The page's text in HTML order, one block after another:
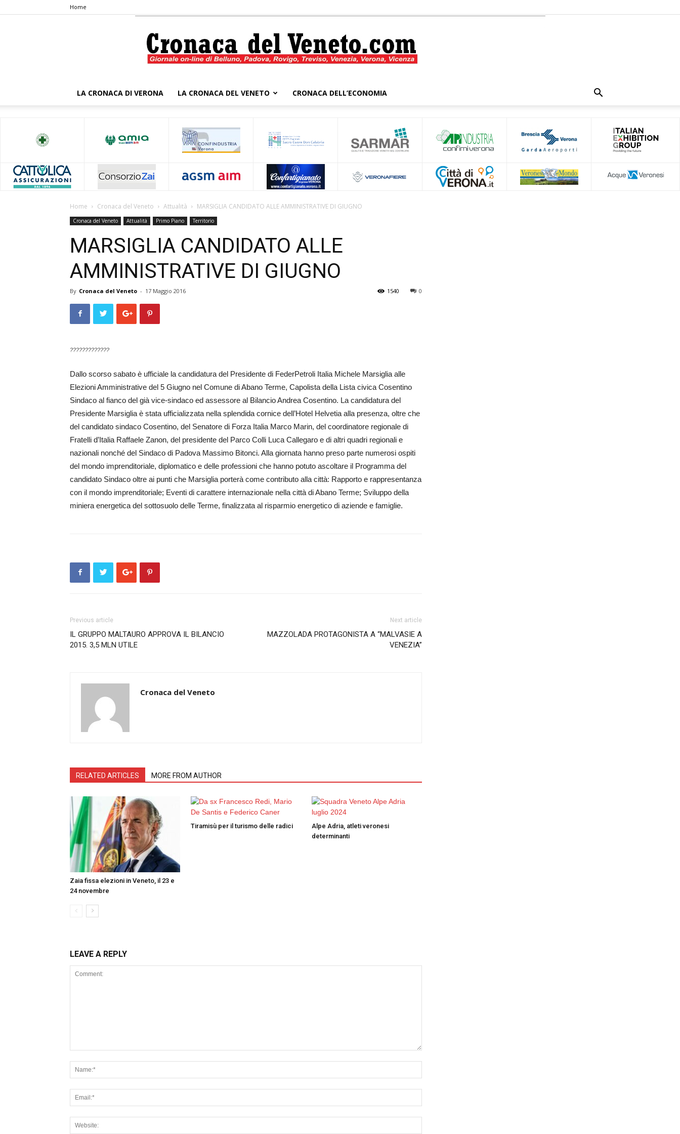
Home
Veneto
LA CRONACA DI VERONA LA CRONACA DEL VENETO CRONACA DELL’ECONOMIA
Home Cronaca del Veneto Attualità MARSIGLIA CANDIDATO ALLE AMMINISTRATIVE DI GIUGNO
Cronaca del Veneto Attualità Primo Piano Territorio
MARSIGLIA CANDIDATO ALLE
AMMINISTRATIVE DI GIUGNO
By Cronaca del Veneto - 17 Maggio 2016 0
1540
?????????????
Dallo scorso sabato è ufficiale la candidatura del Presidente di FederPetroli Italia Michele Mar­si­glia alle
Elezioni Amministra­tive del 5 Giugno nel Comune di Abano Terme, Capolista della Lista civica Cosentino
Sindaco al fianco del già vice-sindaco ed assessore al Bilancio Andrea Cosentino. La candidatura del
Presidente Marsiglia è stata ufficializzata nella splendida cornice dell’Hotel Helvetia alla presenza, oltre che
del candidato sindaco Cosentino, del Senatore di Forza Italia Marco Marin, del coordinatore regionale di
Fratelli d’Italia Raffaele Zanon, del presidente del Parco Colli Luca Callegaro e di altri quadri regionali e
nazionali nonché del Sindaco di Padova Massimo Bitonci. Alla giornata hanno preso parte numerosi os­piti
del mondo imprenditoriale, diplomatico e delle professioni che hanno potuto ascoltare il Pro­gramma del
candidato Sin­daco oltre ai punti che Marsiglia porterà come contributo alla città: Rapporto e rappresentanza
con il mondo imprenditoriale; Eventi di carattere internazionale nella città di Abano Terme; Sviluppo della
miniera energetica del sottosuolo delle Terme, finalizzata al risparmio energetico di aziende e famiglie.
Previous article
IL GRUPPO MALTAURO APPROVA IL BILANCIO
2015. 3,5 MLN UTILE
Next article
MAZZOLADA PROTAGONISTA A “MALVASIE A
VENEZIA”
Cronaca del Veneto
RELATED ARTICLES MORE FROM AUTHOR
Zaia fissa elezioni in Veneto, il 23 e
24 novembre
Tiramisù per il turismo delle radici
Alpe Adria, atleti veronesi
determinanti
LEAVE A REPLY